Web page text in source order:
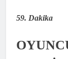
59. Dakika